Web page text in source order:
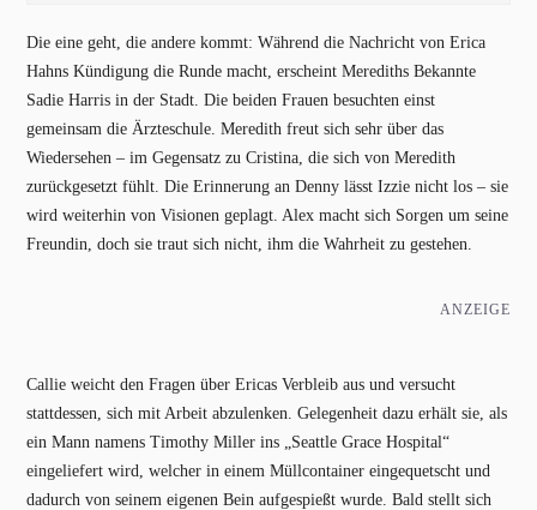
Die eine geht, die andere kommt: Während die Nachricht von Erica
Hahns Kündigung die Runde macht, erscheint Merediths Bekannte
Sadie Harris in der Stadt. Die beiden Frauen besuchten einst
gemeinsam die Ärzteschule. Meredith freut sich sehr über das
Wiedersehen – im Gegensatz zu Cristina, die sich von Meredith
zurückgesetzt fühlt. Die Erinnerung an Denny lässt Izzie nicht los – sie
wird weiterhin von Visionen geplagt. Alex macht sich Sorgen um seine
Freundin, doch sie traut sich nicht, ihm die Wahrheit zu gestehen.
ANZEIGE
Callie weicht den Fragen über Ericas Verbleib aus und versucht
stattdessen, sich mit Arbeit abzulenken. Gelegenheit dazu erhält sie, als
ein Mann namens Timothy Miller ins „Seattle Grace Hospital“
eingeliefert wird, welcher in einem Müllcontainer eingequetscht und
dadurch von seinem eigenen Bein aufgespießt wurde. Bald stellt sich